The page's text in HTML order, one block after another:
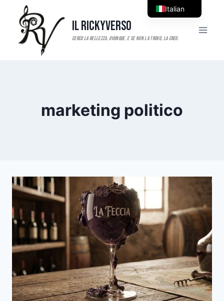
contenuto
Il RickyVerso
marketing politico
Italian